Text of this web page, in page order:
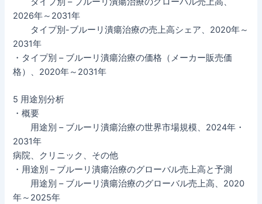
2026年～2031年
タイプ別-ブルーリ潰瘍治療の売上高シェア、2020年～
2031年
・タイプ別 – ブルーリ潰瘍治療の価格（メーカー販売価
格）、2020年～2031年
5 用途別分析
・概要
用途別 – ブルーリ潰瘍治療の世界市場規模、2024年・
2031年
病院、クリニック、その他
・用途別 – ブルーリ潰瘍治療のグローバル売上高と予測
用途別 – ブルーリ潰瘍治療のグローバル売上高、2020
年～2025年